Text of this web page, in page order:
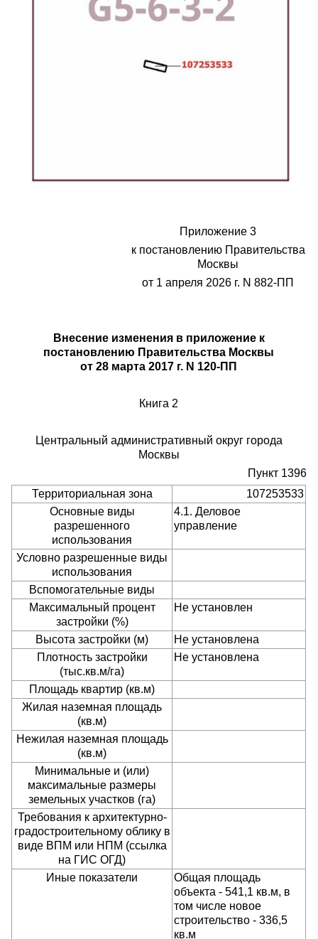
Приложение 3
к постановлению Правительства
Москвы
от 1 апреля 2026 г. N 882-ПП
Внесение изменения в приложение к
постановлению Правительства Москвы
от 28 марта 2017 г. N 120-ПП
Книга 2
Центральный административный округ города
Москвы
Пункт 1396
Территориальная зона
107253533
Основные виды
разрешенного
использования
4.1. Деловое
управление
Условно разрешенные виды
использования
Вспомогательные виды
Максимальный процент
застройки (%)
Не установлен
Высота застройки (м)
Не установлена
Плотность застройки
(тыс.кв.м/га)
Не установлена
Площадь квартир (кв.м)
Жилая наземная площадь
(кв.м)
Нежилая наземная площадь
(кв.м)
Минимальные и (или)
максимальные размеры
земельных участков (га)
Требования к архитектурно-
градостроительному облику в
виде ВПМ или НПМ (ссылка
на ГИС ОГД)
Иные показатели
Общая площадь
объекта - 541,1 кв.м, в
том числе новое
строительство - 336,5
кв.м